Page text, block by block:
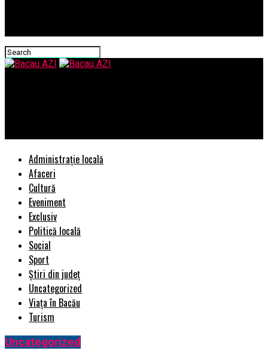
Administrație locală
Afaceri
Cultură
Eveniment
Exclusiv
Politică locală
Social
Sport
Știri din județ
Uncategorized
Viața în Bacău
Turism
Uncategorized